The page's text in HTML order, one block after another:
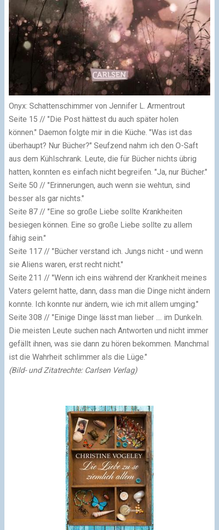
Onyx: Schattenschimmer von Jennifer L. Armentrout
Seite 15 // "Die Post hättest du auch später holen
können." Daemon folgte mir in die Küche. "Was ist das
überhaupt? Nur Bücher?" Seufzend nahm ich den O-Saft
aus dem Kühlschrank. Leute, die für Bücher nichts übrig
hatten, konnten es einfach nicht begreifen. "Ja, nur Bücher."
Seite 50 // "Erinnerungen, auch wenn sie wehtun, sind
besser als gar nichts."
Seite 87// "Eine so große Liebe sollte Krankheiten
besiegen können. Eine so große Liebe sollte zu allem
fähig sein."
Seite 117// "Bücher verstand ich. Jungs nicht - und wenn
sie Aliens waren, erst recht nicht."
Seite 211 // "Wenn ich eins während der Krankheit meines
Vaters gelernt hatte, dann, dass man die Dinge nicht ändern
konnte. Ich konnte nur ändern, wie ich mit allem umging."
Seite 308 // "Einige Dinge lässt man lieber .... im Dunkeln.
Die meisten Leute suchen nach Antworten und nicht immer
gefällt ihnen, was sie dann zu hören bekommen. Manchmal
ist die Wahrheit schlimmer als die Lüge."
(Bild- und Zitatrechte: Carlsen Verlag)